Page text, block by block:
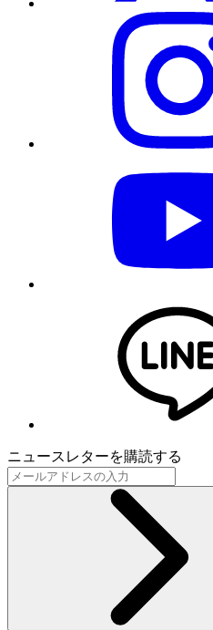
ニュースレターを購読する